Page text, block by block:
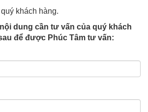
khách hàng.
dung cần tư vấn của quý khách
để được Phúc Tâm tư vấn: